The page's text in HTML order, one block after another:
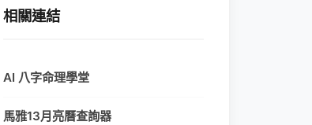
相關連結
AI 八字命理學堂
馬雅13月亮曆查詢器